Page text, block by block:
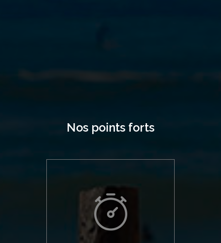
Nos points forts